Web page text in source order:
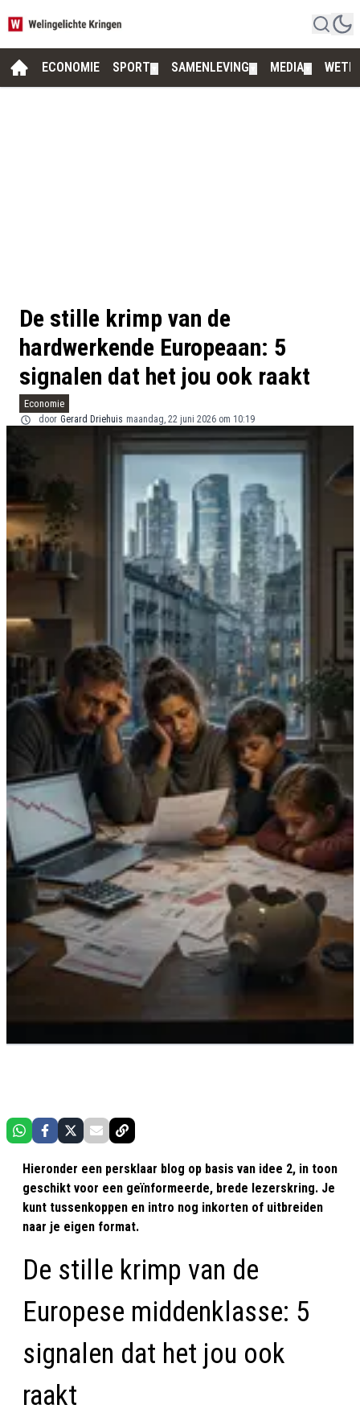
ECONOMIE SPORT SAMENLEVING MEDIA
De stille krimp van de
hardwerkende Europeaan: 5
signalen dat het jou ook raakt
Economie
door Gerard Driehuis maandag, 22 juni 2026 om 10:19
Hieronder een persklaar blog op basis van idee 2, in toon
geschikt voor een geïnformeerde, brede lezerskring. Je
kunt tussenkoppen en intro nog inkorten of uitbreiden
naar je eigen format.
De stille krimp van de
Europese middenklasse: 5
signalen dat het jou ook
raakt